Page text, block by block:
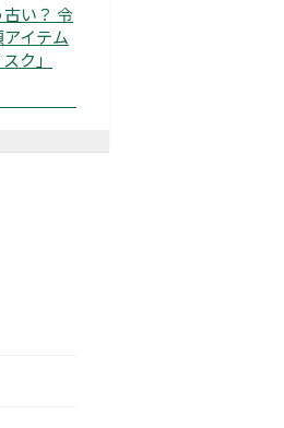
い？ 令
イテム
ク」